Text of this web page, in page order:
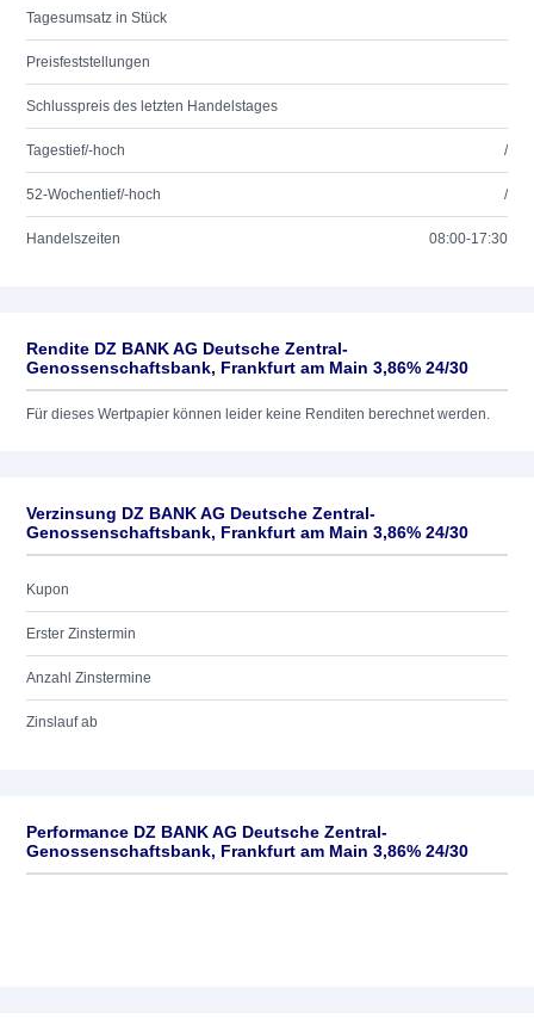
Tagesumsatz in Stück
Preisfeststellungen
Schlusspreis des letzten Handelstages
Tagestief/-hoch /
52-Wochentief/-hoch /
Handelszeiten 08:00-17:30
Rendite DZ BANK AG Deutsche Zentral-
Genossenschaftsbank, Frankfurt am Main 3,86% 24/30
Für dieses Wertpapier können leider keine Renditen berechnet werden.
Verzinsung DZ BANK AG Deutsche Zentral-
Genossenschaftsbank, Frankfurt am Main 3,86% 24/30
Kupon
Erster Zinstermin
Anzahl Zinstermine
Zinslauf ab
Performance DZ BANK AG Deutsche Zentral-
Genossenschaftsbank, Frankfurt am Main 3,86% 24/30